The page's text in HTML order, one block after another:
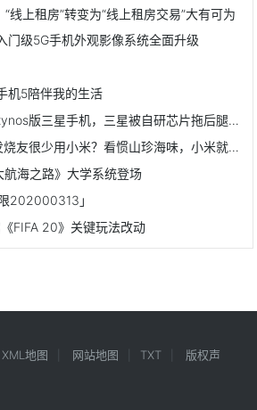
线上租房”转变为“线上租房交易”大有可为
门级5G手机外观影像系统全面升级
机5陪伴我的生活
版三星手机，三星被自研芯片拖后腿了？
很少用小米？看惯山珍海味，小米就不香了
海之路》大学系统登场
202000313」
FIFA 20》关键玩法改动
XML地图 网站地图 TXT
版权声